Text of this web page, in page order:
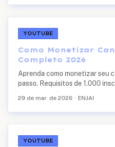
YOUTUBE
Como Monetizar
Completo 2026
Aprenda como monetizar seu
passo. Requisitos de 1.000
29 de mar. de 2026 · ENJAI
YOUTUBE